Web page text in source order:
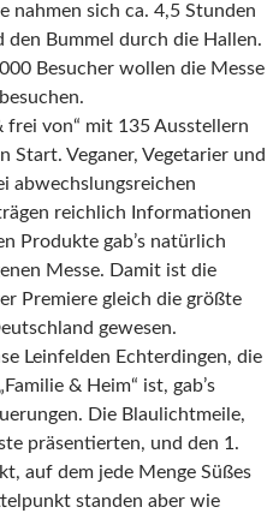
nahmen sich ca. 4,5 Stunden
Bummel durch die Hallen.
Besucher wollen die Messe
frei von“ mit 135 Ausstellern
Start. Veganer, Vegetarier und
abwechslungsreichen
reichlich Informationen
Produkte gab’s natürlich
Messe. Damit ist die
Premiere gleich die größte
gewesen.
Leinfelden Echterdingen, die
& Heim“ ist, gab’s
Die Blaulichtmeile,
präsentierten, und den 1.
auf dem jede Menge Süßes
standen aber wie